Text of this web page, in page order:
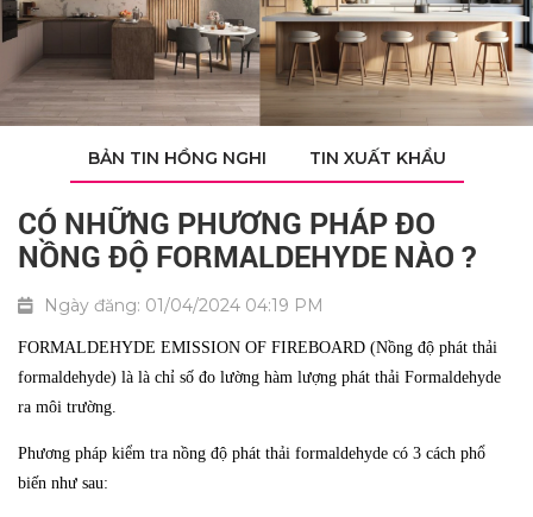
BẢN TIN HỒNG NGHI TIN XUẤT KHẨU
CÓ NHỮNG PHƯƠNG PHÁP ĐO
NỒNG ĐỘ FORMALDEHYDE NÀO ?
Ngày đăng: 01/04/2024 04:19 PM
FORMALDEHYDE EMISSION OF FIREBOARD (Nồng độ phát thải
formaldehyde) là là chỉ số đo lường hàm lượng phát thải Formaldehyde
ra môi trường.
Phương pháp kiểm tra nồng độ phát thải formaldehyde có 3 cách phổ
biến như sau: